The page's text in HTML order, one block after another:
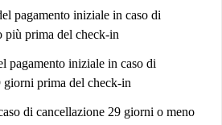
pagamento iniziale in caso di
più prima del check-in
pagamento iniziale in caso di
giorni prima del check-in
di cancellazione 29 giorni o meno